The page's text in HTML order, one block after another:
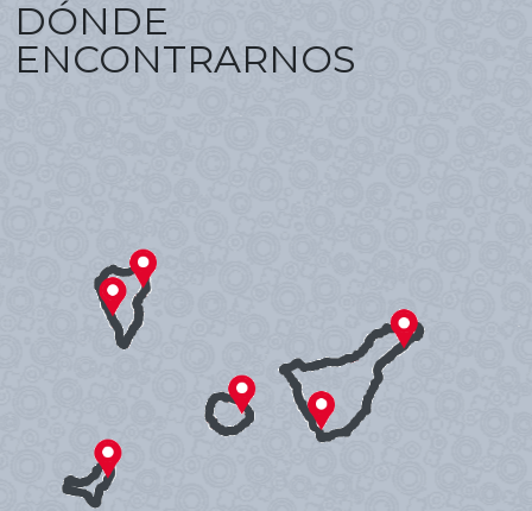
DÓNDE
ENCONTRARNOS